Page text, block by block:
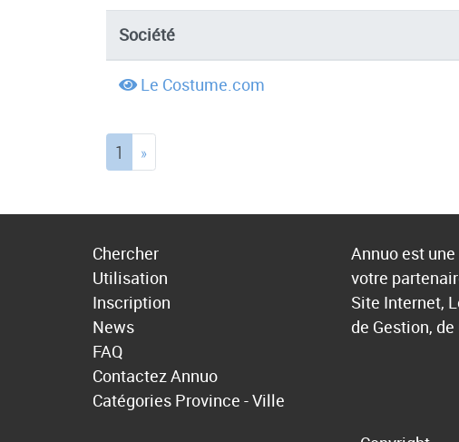
Société
Le Costume.com
1 (current)
»
Chercher
Utilisation
Inscription
News
FAQ
Contactez Annuo
Catégories Province - Ville
Annuo est
votre
Site Internet,
de Gestion,